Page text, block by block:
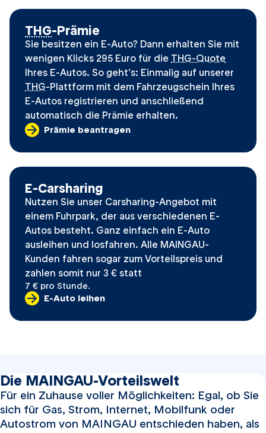
THG-Prämie
Sie besitzen ein E-Auto? Dann erhalten Sie mit
wenigen Klicks 295 Euro für die THG-Quote
Ihres E-Autos. So geht’s: Einmalig auf unserer
THG-Plattform mit dem Fahrzeugschein Ihres
E-Autos registrieren und anschließend
automatisch die Prämie erhalten.
Prämie beantragen
E-Carsharing
Nutzen Sie unser Carsharing-Angebot mit
einem Fuhrpark, der aus verschiedenen E-
Autos besteht. Ganz einfach ein E-Auto
ausleihen und losfahren. Alle MAINGAU-
Kunden fahren sogar zum Vorteilspreis und
zahlen somit nur 3 € statt
7 € pro Stunde.
E-Auto leihen
Die MAINGAU-Vorteilswelt
Für ein Zuhause voller Möglichkeiten: Egal, ob Sie
sich für Gas, Strom, Internet, Mobilfunk oder
Autostrom von MAINGAU entschieden haben, als